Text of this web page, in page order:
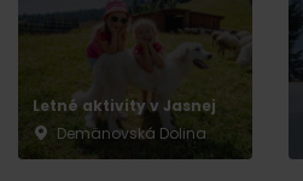
Letné aktivity v Jasnej
Demänovská Dolina